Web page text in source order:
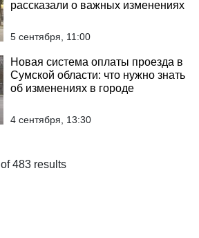
рассказали о важных изменениях
5 сентября, 11:00
Новая система оплаты проезда в
Сумской области: что нужно знать
об изменениях в городе
4 сентября, 13:30
of483 results